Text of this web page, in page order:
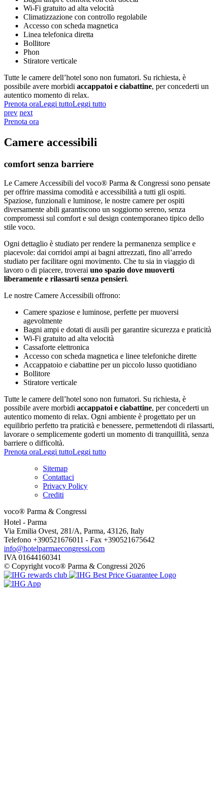
Wi-Fi gratuito ad alta velocità
Climatizzazione con controllo regolabile
Accesso con scheda magnetica
Linea telefonica diretta
Bollitore
Phon
Stiratore verticale
Tutte le camere dell’hotel sono non fumatori. Su richiesta, è
possibile avere morbidi accappatoi e ciabattine, per concederti un
autentico momento di relax.
Prenota oraLeggi tuttoLeggi tutto
prev next
Prenota ora
Camere accessibili
comfort senza barriere
Le Camere Accessibili del voco® Parma & Congressi sono pensate
per offrire massima comodità e accessibilità a tutti gli ospiti.
Spaziose, funzionali e luminose, le nostre camere per ospiti
diversamente abili garantiscono un soggiorno sereno, senza
compromessi sul comfort e sul design contemporaneo tipico dello
stile voco.
Ogni dettaglio è studiato per rendere la permanenza semplice e
piacevole: dai corridoi ampi ai bagni attrezzati, fino all’arredo
studiato per facilitare ogni movimento. Che tu sia in viaggio di
lavoro o di piacere, troverai uno spazio dove muoverti
liberamente e rilassarti senza pensieri.
Le nostre Camere Accessibili offrono:
Camere spaziose e luminose, perfette per muoversi
agevolmente
Bagni ampi e dotati di ausili per garantire sicurezza e praticità
Wi-Fi gratuito ad alta velocità
Cassaforte elettronica
Accesso con scheda magnetica e linee telefoniche dirette
Accappatoio e ciabattine per un piccolo lusso quotidiano
Bollitore
Stiratore verticale
Tutte le camere dell’hotel sono non fumatori. Su richiesta, è
possibile avere morbidi accappatoi e ciabattine, per concederti un
autentico momento di relax. Ogni ambiente è progettato per un
equilibrio perfetto tra praticità e benessere, permettendoti di rilassarti,
lavorare o semplicemente goderti un momento di tranquillità, senza
barriere o difficoltà.
Prenota oraLeggi tuttoLeggi tutto
Sitemap
Contattaci
Privacy Policy
Crediti
voco® Parma & Congressi
Hotel - Parma
Via Emilia Ovest, 281/A, Parma, 43126, Italy
Telefono +390521676011 - Fax +390521675642
info@hotelparmaecongressi.com
IVA 01644160341
© Copyright voco® Parma & Congressi 2026